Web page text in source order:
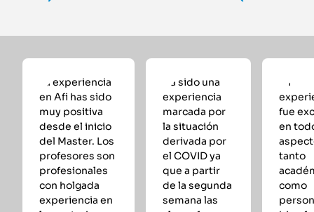
La experiencia
en Afi has sido
muy positiva
desde el inicio
del Master. Los
profesores son
profesionales
con holgada
experiencia en
Ha sido una
experiencia
marcada por
la situación
derivada por
el COVID ya
que a partir
de la segunda
semana las
Mi
fue
en
tanto
como